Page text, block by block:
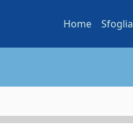
Home Sfoglia